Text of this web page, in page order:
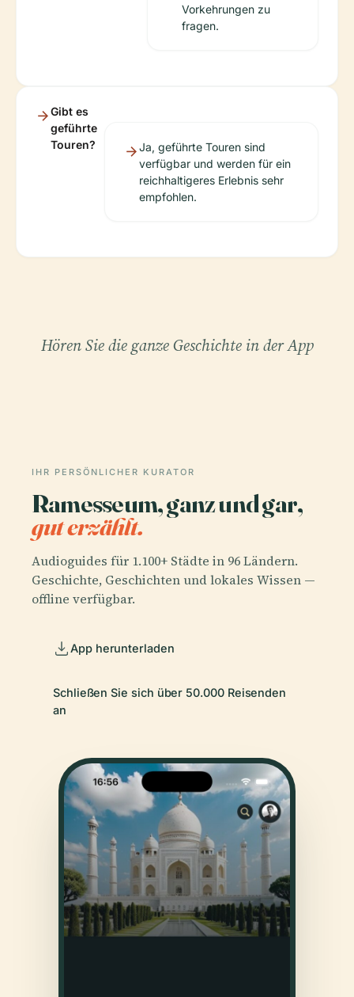
Vorkehrungen zu
fragen.
Gibt es
geführte
Touren?
Ja, geführte Touren sind
verfügbar und werden für ein
reichhaltigeres Erlebnis sehr
empfohlen.
Hören Sie die ganze Geschichte in der App
IHR PERSÖNLICHER KURATOR
Ramesseum, ganz und gar,
gut erzählt.
Audioguides für 1.100+ Städte in 96 Ländern.
Geschichte, Geschichten und lokales Wissen —
offline verfügbar.
App herunterladen
Schließen Sie sich über 50.000 Reisenden
an